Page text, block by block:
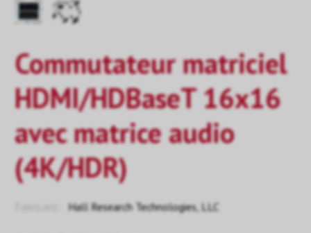
Commutateur matriciel
HDMI/HDBaseT 16x16
avec matrice audio
(4K/HDR)
Hall Research Technologies, LLC